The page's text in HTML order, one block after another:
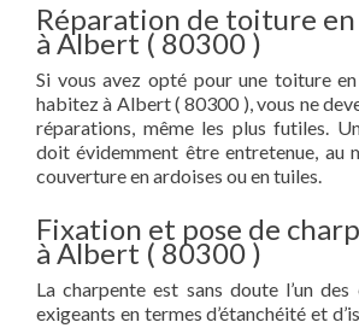
Réparation de toiture
à Albert ( 80300 )
Si vous avez opté pour une toiture
habitez à Albert ( 80300 ), vous ne
réparations, même les plus futiles.
doit évidemment être entretenue, au
couverture en ardoises ou en tuiles.
Fixation et pose de
à Albert ( 80300 )
La charpente est sans doute l’un des
exigeants en termes d’étanchéité et